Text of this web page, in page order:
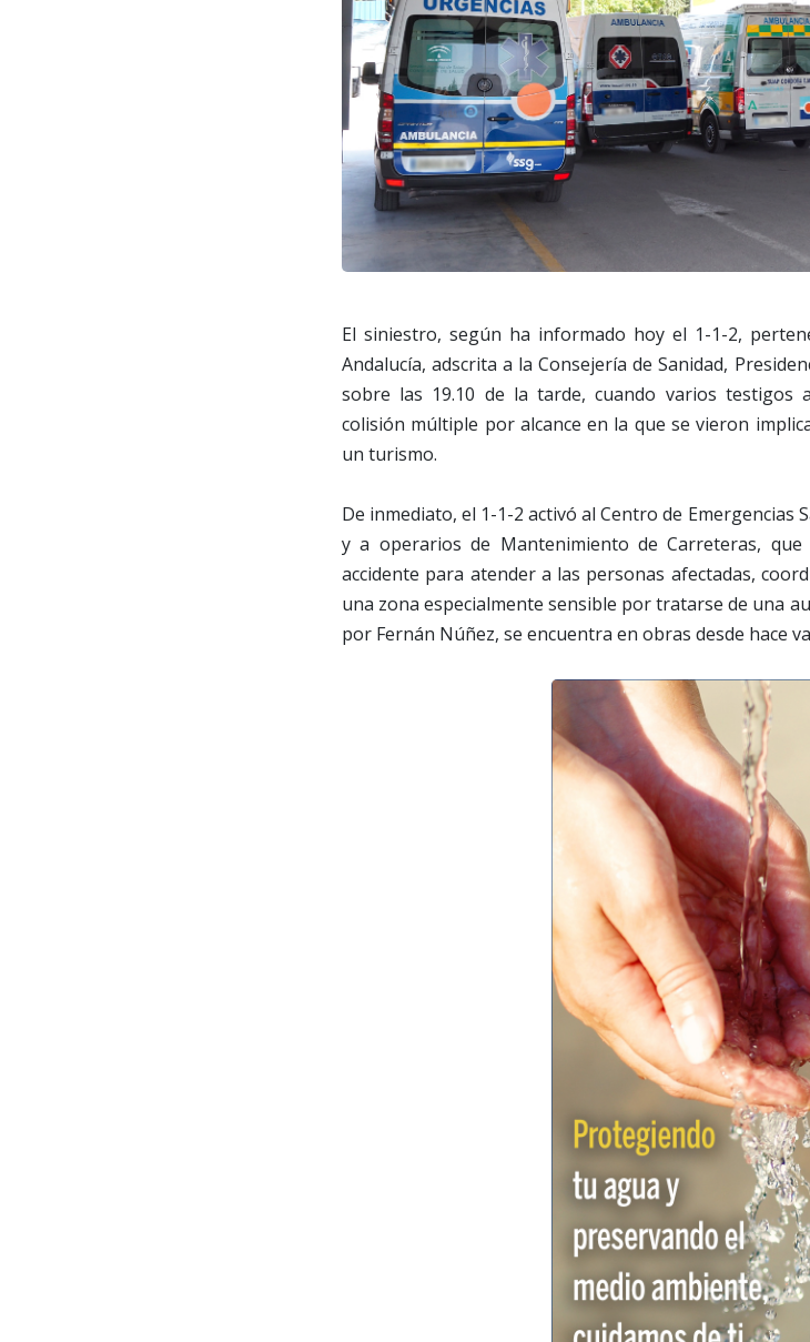
El siniestro, según ha informado hoy el 1-1-2,
Andalucía, adscrita a la Consejería de Sanidad,
sobre las 19.10 de la tarde, cuando varios testigos
colisión múltiple por alcance en la que se vieron
un turismo.
De inmediato, el 1-1-2 activó al Centro de Emergencias
y a operarios de Mantenimiento de Carreteras,
accidente para atender a las personas afectadas,
una zona especialmente sensible por tratarse de una
por Fernán Núñez, se encuentra en obras desde hace